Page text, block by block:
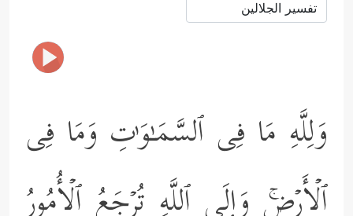
وَلِلَّهِ مَا فِی ٱلسَّمَـٰوَ ٰ⁠تِ وَمَا فِی
ٱلۡأَرۡضِۚ وَإِلَى ٱللَّهِ تُرۡجَعُ ٱلۡأُمُورُ